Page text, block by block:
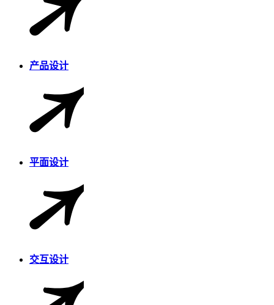
产品设计
平面设计
交互设计